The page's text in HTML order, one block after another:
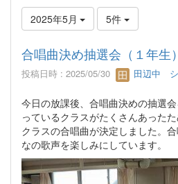
2025年5月 5件
合唱曲決め抽選会（１年生）
投稿日時 : 2025/05/30 田辺中
今日の放課後、合唱曲決めの抽選
っているクラスがたくさんあった
クラスの合唱曲が決定しました。
なの歌声を楽しみにしています。